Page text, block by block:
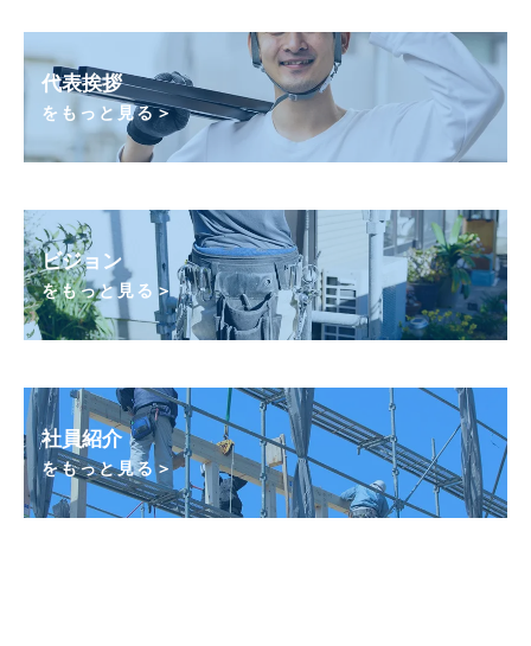
代表挨拶
をもっと見る＞
ビジョン
をもっと見る＞
社員紹介
をもっと見る＞